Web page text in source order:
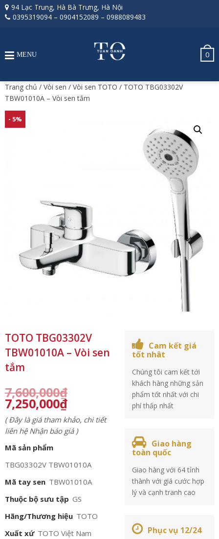
94 Lạc Trung, Hà Bà Trưng, Hà Nội
0395319094 – 0904152089 – 0988089483
0
MENU
Trang chủ / Vòi sen / Vòi sen TOTO / TOTO TBG03302V
TBW01010A – Vòi sen tắm
- 5%
TOTO TBG03302V
TBW01010A – Vòi sen
tắm
7,600,000₫
7,250,000₫
( Đây là giá tham khảo, chi tiết
liên hệ Nhận báo giá )
Mã sản phẩm
TBG03302V TBW01010A
Mã tay sen TBW01010A
Thuộc bộ sưu tập GS
Hãng/Thương hiệu TOTO
Xuất xứ TOTO Việt Nam
Cam kết giá
tốt nhât
Chúng tôi cam kết tới
khách hàng những sản
phẩm tốt nhất với chi
phí thấp nhất
Giao hàng
toàn quốc
Giao hàng với 64 tỉnh
thành với giá cước hợp
lý và cạnh tranh cao
Phục vụ 12/24